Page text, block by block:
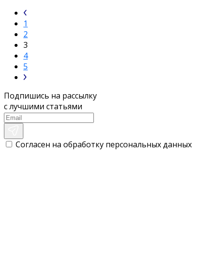
1
2
3
4
5
Подпишись на рассылку
с лучшими статьями
Согласен на обработку персональных данных